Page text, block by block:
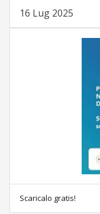
16 Lug 2025
Scaricalo gratis!